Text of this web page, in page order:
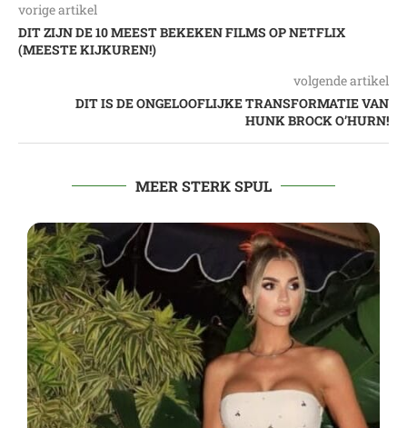
vorige artikel
DIT ZIJN DE 10 MEEST BEKEKEN FILMS OP NETFLIX
(MEESTE KIJKUREN!)
volgende artikel
DIT IS DE ONGELOOFLIJKE TRANSFORMATIE VAN
HUNK BROCK O’HURN!
MEER STERK SPUL